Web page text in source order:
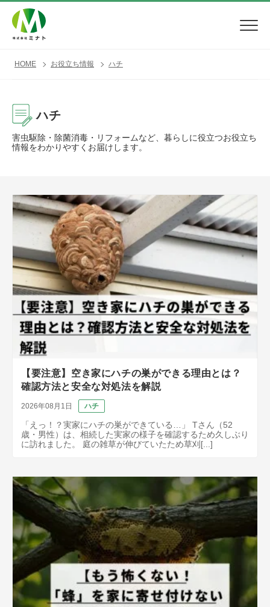
HOME お役立ち情報 ハチ
ハチ
害虫駆除・除菌消毒・リフォームなど、暮らしに役立つお役立ち
情報をわかりやすくお届けします。
【要注意】空き家にハチの巣ができる理由とは？
確認方法と安全な対処法を解説
2026年08月1日 ハチ
「えっ！？実家にハチの巣ができている…」 Tさん（52
歳・男性）は、相続した実家の様子を確認するため久しぶり
に訪れました。 庭の雑草が伸びていたため草刈[...]